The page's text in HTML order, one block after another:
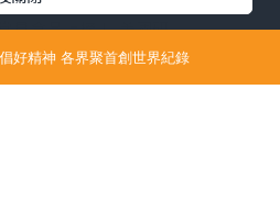
見食品上榜！ 美國研
食死亡風險激增17%
好精神 各界聚首創世界紀錄